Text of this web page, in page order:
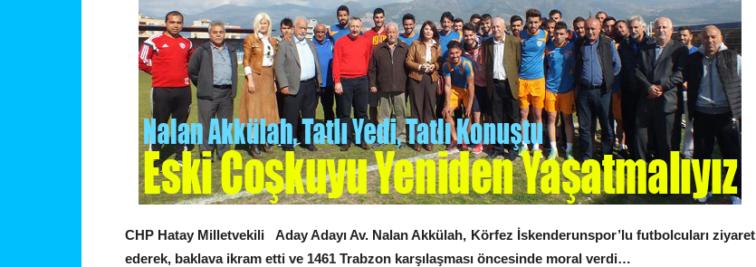
CHP Hatay Milletvekili Aday Adayı Av. Nalan Akkülah, Körfez İskenderunspor’lu futbolcuları ziyaret
ederek, baklava ikram etti ve 1461 Trabzon karşılaşması öncesinde moral verdi…